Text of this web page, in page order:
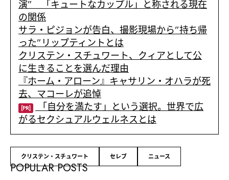
演” 「キュートなカップル」と称される現在
の関係
サラ・ピジョンが告白、撮影現場から”持ち帰
った”リップティントとは
クリステン・スチュワート、クィアとして公
に生きることを選んだ理由
『ホーム・アローン』キャサリン・オハラが死
去、マコーレが追悼
[PR] 「自分を満たす」という選択。世界で広
がるセクシュアルウェルネスとは
クリステン・スチュワート セレブ ニュース
POPULAR POSTS